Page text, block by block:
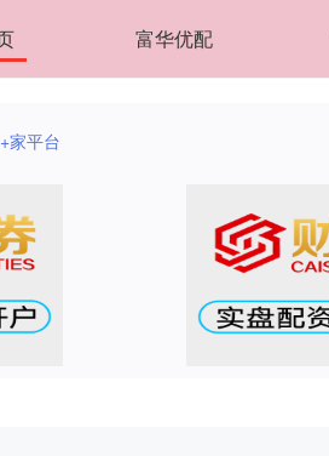
富华优配
+家平台